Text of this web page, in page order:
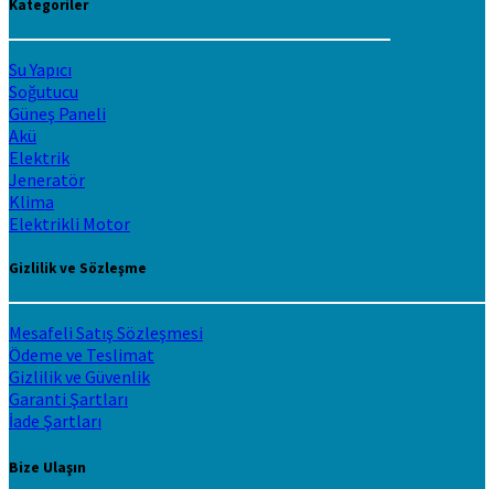
Kategoriler
Su Yapıcı
Soğutucu
Güneş Paneli
Akü
Elektrik
Jeneratör
Klima
Elektrikli Motor
Gizlilik ve Sözleşme
Mesafeli Satış Sözleşmesi
Ödeme ve Teslimat
Gizlilik ve Güvenlik
Garanti Şartları
İade Şartları
Bize Ulaşın